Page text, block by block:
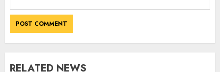
RELATED NEWS